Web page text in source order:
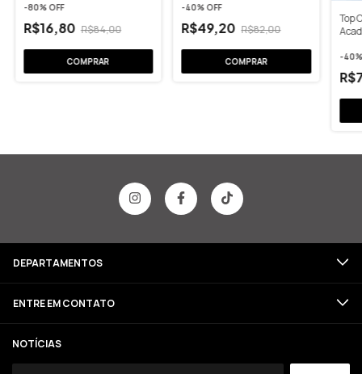
-80% OFF
R$16,80 R$84,00
-40% OFF
R$49,20 R$82,00
Top
-40
DEPARTAMENTOS
ENTRE EM CONTATO
NOTÍCIAS